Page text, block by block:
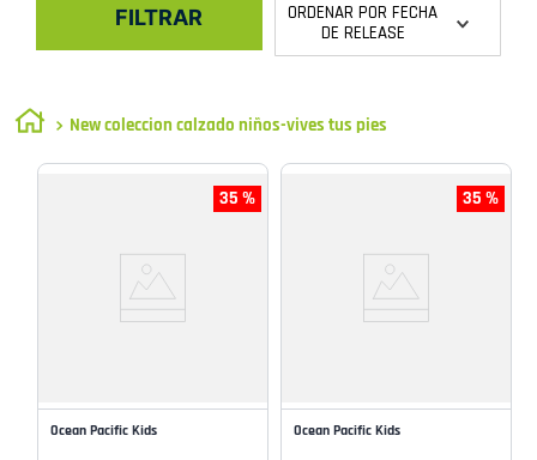
FILTRAR ORDENAR POR FECHA
DE RELEASE
New coleccion calzado niños-vives tus pies
35 %
Ocean Pacific Kids
35 %
Ocean Pacific Kids